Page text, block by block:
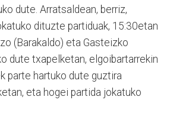
dute. Arratsaldean, berriz,
dituzte partiduak, 15:30etan
(Barakaldo) eta Gasteizko
dute txapelketan, elgoibartarrekin
parte hartuko dute guztira
eta hogei partida jokatuko